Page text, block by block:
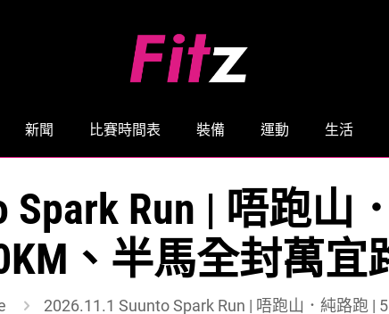
新聞 比賽時間表 裝備 運動 生活
Spark Run | 唔跑山
、半馬全封萬宜
2026.11.1 Suunto Spark Run | 唔跑山．純路跑 |